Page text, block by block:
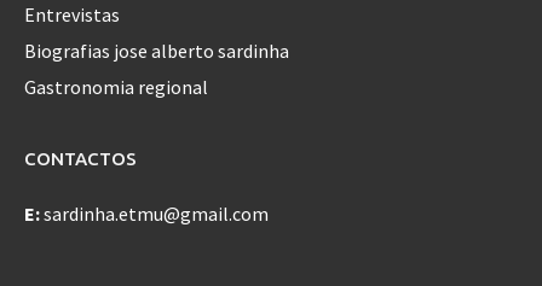
Entrevistas
Biografias jose alberto sardinha
Gastronomia regional
CONTACTOS
E:sardinha.etmu@gmail.com